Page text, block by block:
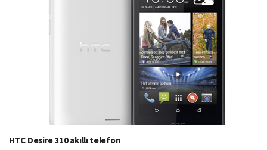
HTC Desire 310 akıllı telefon